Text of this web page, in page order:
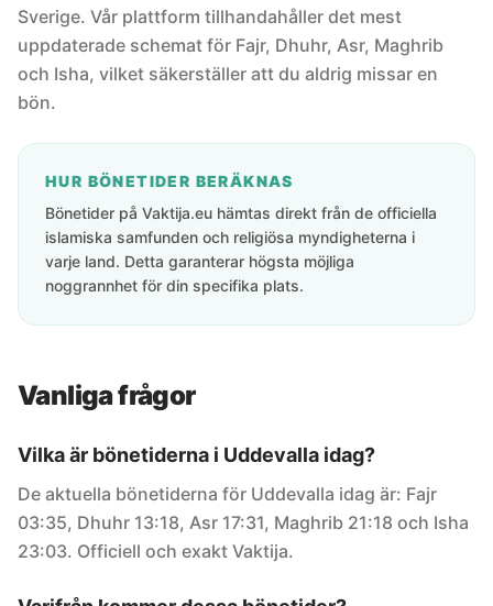
Sverige. Vår plattform tillhandahåller det mest
uppdaterade schemat för Fajr, Dhuhr, Asr, Maghrib
och Isha, vilket säkerställer att du aldrig missar en
bön.
HUR BÖNETIDER BERÄKNAS
Bönetider på Vaktija.eu hämtas direkt från de officiella
islamiska samfunden och religiösa myndigheterna i
varje land. Detta garanterar högsta möjliga
noggrannhet för din specifika plats.
Vanliga frågor
Vilka är bönetiderna i Uddevalla idag?
De aktuella bönetiderna för Uddevalla idag är: Fajr
03:35, Dhuhr 13:18, Asr 17:31, Maghrib 21:18 och Isha
23:03. Officiell och exakt Vaktija.